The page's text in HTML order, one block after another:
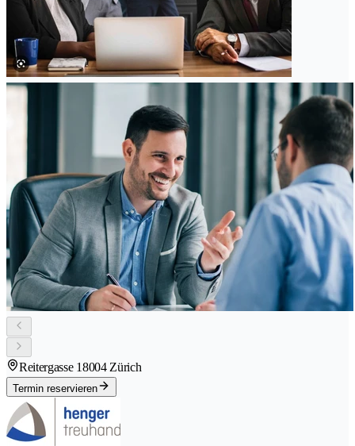
Reitergasse 18004 Zürich
Termin reservieren